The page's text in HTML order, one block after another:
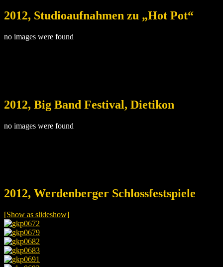
2012, Studioaufnahmen zu „Hot Pot“
no images were found
2012, Big Band Festival, Dietikon
no images were found
2012, Werdenberger Schlossfestspiele
[Show as slideshow]